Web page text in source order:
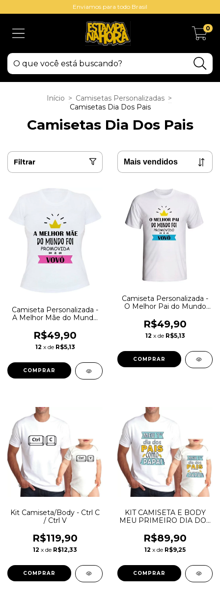
Enviamos para todo Brasil
0
Início > Camisetas Personalizadas >
Camisetas Dia Dos Pais
Camisetas Dia Dos Pais
Filtrar
Camiseta Personalizada -
A Melhor Mãe do Mundo
R$49,90
12 x de R$5,13
COMPRAR
Camiseta Personalizada -
O Melhor Pai do Mundo
R$49,90
12 x de R$5,13
COMPRAR
Kit Camiseta/Body - Ctrl C
/ Ctrl V
R$119,90
12 x de R$12,33
COMPRAR
KIT CAMISETA E BODY
MEU PRIMEIRO DIA DOS
R$89,90
12 x de R$9,25
COMPRAR